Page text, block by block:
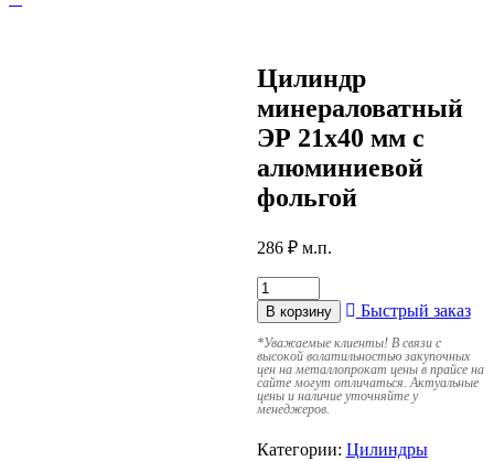
Цилиндр
минераловатный
ЭР 21х40 мм с
алюминиевой
фольгой
286 ₽ м.п.
В корзину Быстрый заказ
*Уважаемые клиенты! В связи с
высокой волатильностью закупочных
цен на металлопрокат цены в прайсе на
сайте могут отличаться. Актуальные
цены и наличие уточняйте у
менеджеров.
Категории: Цилиндры